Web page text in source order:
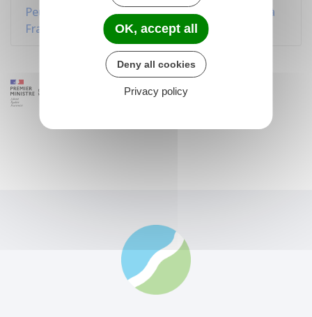
Peut-on être rémunéré pendant sa formation à
France Travail (anciennement Pôle emploi) ?
OK, accept all
Deny all cookies
Privacy policy